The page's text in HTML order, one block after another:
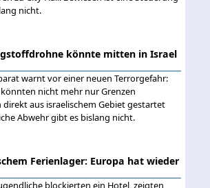
nicht.
könnte mitten in Israel
warnt vor einer neuen Terrorgefahr:
nicht mehr nur Grenzen
aus israelischem Gebiet gestartet
Abwehr gibt es bislang nicht.
Ferienlager: Europa hat wieder
blockierten ein Hotel, zeigten